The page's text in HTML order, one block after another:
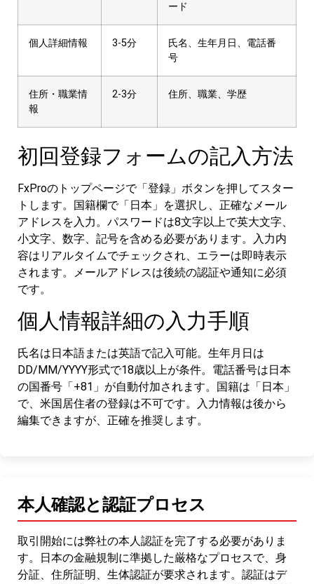
ード
個人詳細情報 3-5分
氏名、生年月日、電話番
号
住所・職業情
報
2-3分 住所、職業、学歴
初回登録フォームの記入方法
FxProのトップページで「登録」ボタンを押してスター
トします。国籍欄で「日本」を選択し、正確なメール
アドレスを入力。パスワードは8文字以上で英大文字、
小文字、数字、記号を含める必要があります。入力内
容はリアルタイムでチェックされ、エラーは即時表示
されます。メールアドレスは後続の認証や通知に必須
です。
個人情報詳細の入力手順
氏名は日本語または英語で記入可能。生年月日は
DD/MM/YYYY形式で18歳以上が条件。電話番号は日本
の国番号「+81」が自動付加されます。国籍は「日本」
で、米国居住者の登録は不可です。入力情報は後から
編集できますが、正確を推奨します。
本人確認と認証プロセス
取引開始には弊社の本人認証を完了する必要がありま
す。日本の金融規制に準拠した厳格なプロセスで、身
分証、住所証明、生体認証が要求されます。認証はデ